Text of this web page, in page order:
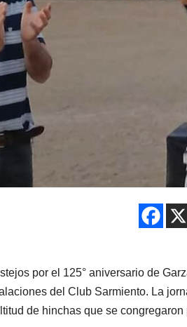
por el 125° aniversario de
del Club Sarmiento. La
de hinchas que se